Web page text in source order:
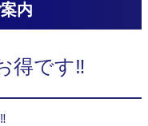
内
得です‼